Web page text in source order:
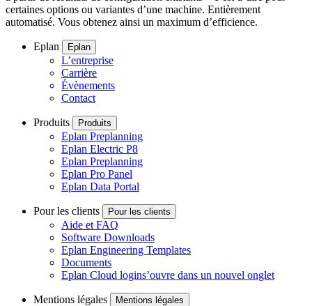
certaines options ou variantes d’une machine. Entièrement
automatisé. Vous obtenez ainsi un maximum d’efficience.
Eplan Eplan
L’entreprise
Carrière
Évènements
Contact
Produits Produits
Eplan Preplanning
Eplan Electric P8
Eplan Preplanning
Eplan Pro Panel
Eplan Data Portal
Pour les clients Pour les clients
Aide et FAQ
Software Downloads
Eplan Engineering Templates
Documents
Eplan Cloud logins’ouvre dans un nouvel onglet
Mentions légales Mentions légales